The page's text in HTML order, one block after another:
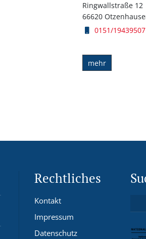
Ringwallstraße 12
66620
0151/19439507
mehr
Rechtliches
Kontakt
Impressum
Datenschutz